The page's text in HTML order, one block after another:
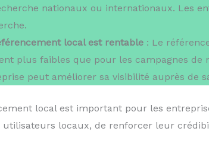
nationaux ou internationaux. Les
local est rentable: Le
plus faibles que pour les campagnes
peut améliorer sa visibilité auprès de
local est important pour les
utilisateurs locaux, de renforcer leur